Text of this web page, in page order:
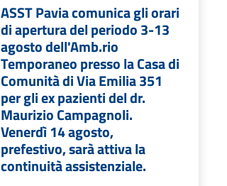
ASST Pavia comunica gli orari
di apertura del periodo 3-13
agosto dell'Amb.rio
Temporaneo presso la Casa di
Comunità di Via Emilia 351
per gli ex pazienti del dr.
Maurizio Campagnoli.
Venerdì 14 agosto,
prefestivo, sarà attiva la
continuità assistenziale.